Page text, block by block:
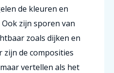
de kleuren en
zijn sporen van
zoals dijken en
zijn de composities
vertellen als het